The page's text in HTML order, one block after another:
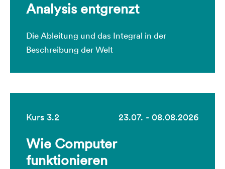
Analysis entgrenzt
Die Ableitung und das Integral in der
Beschreibung der Welt
Kurs 3.2 23.07. - 08.08.2026
Wie Computer
funktionieren